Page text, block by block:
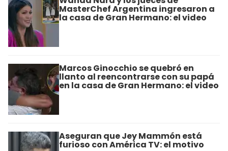
MasterChef Argentina ingresaron a
la casa de Gran Hermano: el video
Marcos Ginocchio se quebró en
llanto al reencontrarse con su papá
en la casa de Gran Hermano: el video
Aseguran que Jey Mammón está
furioso con América TV: el motivo